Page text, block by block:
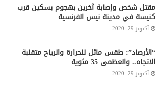
مقتل شخص وإصابة آخرين بهجوم بسكين قرب
كنيسة في مدينة نيس الفرنسية
أكتوبر 29, 2020
“الأرصاد”: طقس مائل للحرارة والرياح متقلبة
الاتجاه.. والعظمى 35 مئوية
أكتوبر 29, 2020